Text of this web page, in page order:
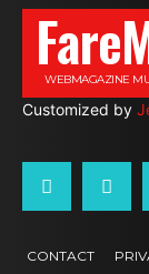
WEBMAGAZINE
Customized by
CONTACT